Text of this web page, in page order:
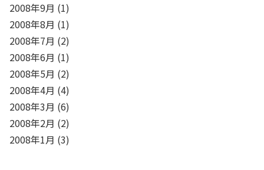
2008年9月 (1)
2008年8月 (1)
2008年7月 (2)
2008年6月 (1)
2008年5月 (2)
2008年4月 (4)
2008年3月 (6)
2008年2月 (2)
2008年1月 (3)